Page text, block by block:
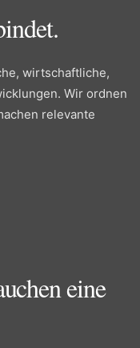
wirtschaftliche,
Wir ordnen
relevante
eine